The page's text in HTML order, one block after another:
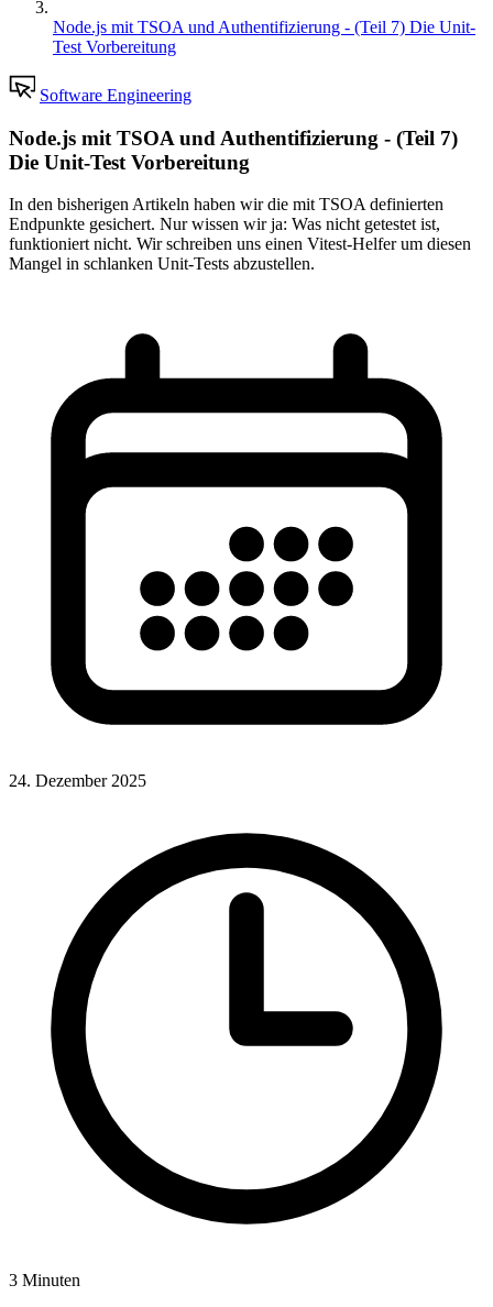
Node.js mit TSOA und Authentifizierung - (Teil 7) Die Unit-
Test Vorbereitung
Software Engineering
Node.js mit TSOA und Authentifizierung - (Teil 7)
Die Unit-Test Vorbereitung
In den bisherigen Artikeln haben wir die mit TSOA definierten
Endpunkte gesichert. Nur wissen wir ja: Was nicht getestet ist,
funktioniert nicht. Wir schreiben uns einen Vitest-Helfer um diesen
Mangel in schlanken Unit-Tests abzustellen.
24. Dezember 2025
3 Minuten